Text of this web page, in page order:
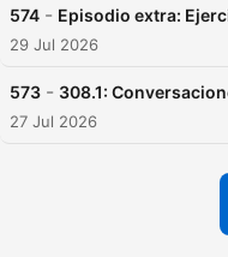
574 - Episodio extra:
29 Jul 2026
573 - 308.1:
27 Jul 2026